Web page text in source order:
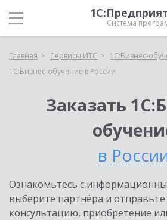
Система
Главная Сервисы ИТС
1С:Бизнес-
1С:Бизнес-обучение в России
Заказать
в
Ознакомьтесь с
выберите партнёра и отправьте
консультацию, приобретение